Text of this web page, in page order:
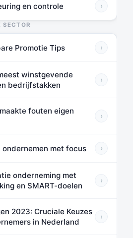
en controle ›
SECTOR
Promotie Tips ›
winstgevende
bedrijfstakken
›
fouten eigen
›
ondernemen met focus ›
onderneming met
en SMART-doelen
›
2023: Cruciale Keuzes
in Nederland
›